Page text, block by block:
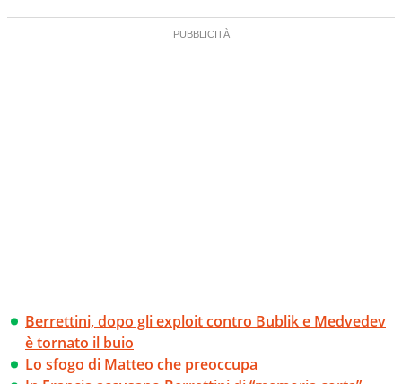
Berrettini, dopo gli exploit contro Bublik e Medvedev
è tornato il buio
Lo sfogo di Matteo che preoccupa